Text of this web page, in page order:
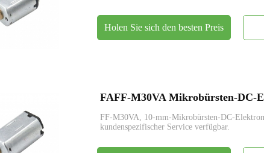
Holen Sie sich den besten Preis
FAFF-M30VA Mikrobürsten-DC-
FF-M30VA, 10-mm-Mikrobürsten-DC-
kundenspezifischer Service verfügbar.